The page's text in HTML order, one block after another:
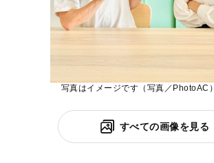
写真はイメージです（写真／PhotoAC）
すべての画像を見る